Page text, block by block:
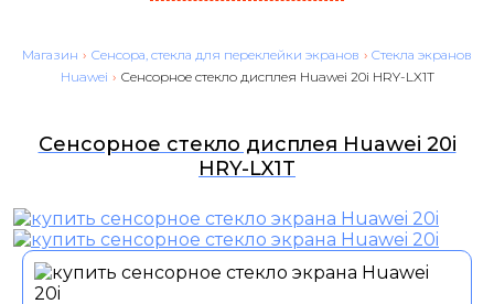
Магазин › Сенсора, стекла для переклейки экранов › Cтекла экранов
Huawei › Сенсорное стекло дисплея Huawei 20i HRY-LX1T
Сенсорное стекло дисплея Huawei 20i
HRY-LX1T